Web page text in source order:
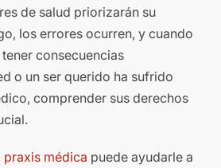
de salud priorizarán su
los errores ocurren, y cuando
consecuencias
o un ser querido ha sufrido
comprender sus derechos
médica puede ayudarle a